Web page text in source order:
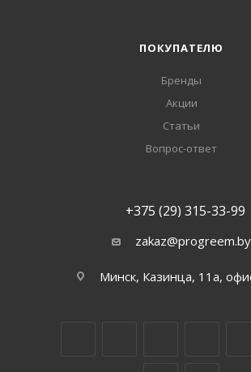
ПОКУПАТЕЛЮ
Бренды
Акции
Статьи
Вопрос-ответ
+375 (29) 315-33-99
zakaz@progreem.by
Минск, Казинца, 11а,